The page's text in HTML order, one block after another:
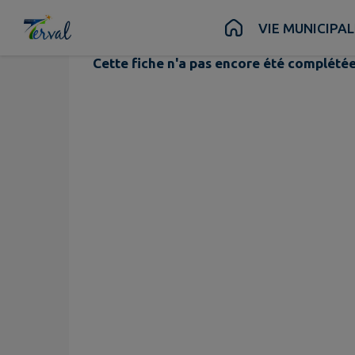
Contenu Pied de page
VIE
Les
Cette fiche n'a pas encore été